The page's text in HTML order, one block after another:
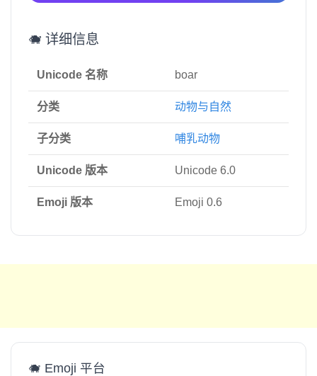
🐗 详细信息
Unicode 名称 boar
分类 动物与自然
子分类 哺乳动物
Unicode 版本 Unicode 6.0
Emoji 版本 Emoji 0.6
🐗 Emoji 平台